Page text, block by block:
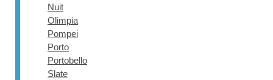
Nuit
Olimpia
Pompei
Porto
Portobello
Slate